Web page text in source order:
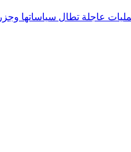
عاجلة تطال سياساتها